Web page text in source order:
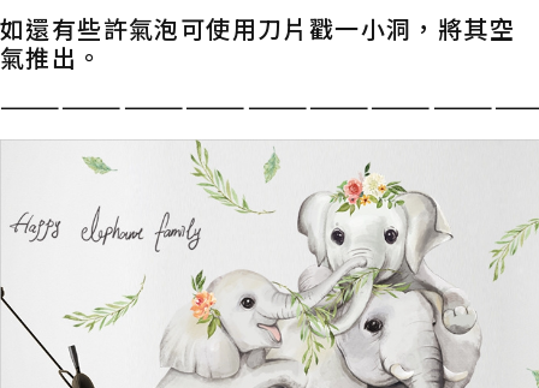
如還有些許氣泡可使用刀片戳一小洞，將其空
氣推出。